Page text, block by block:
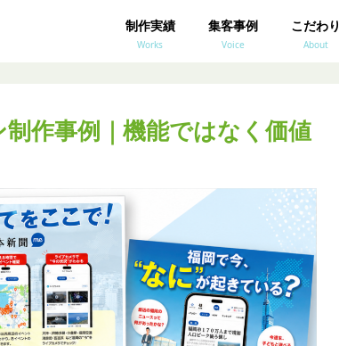
制作実績
Works
集客事例
Voice
こだわり
About
作事例｜機能ではなく価値